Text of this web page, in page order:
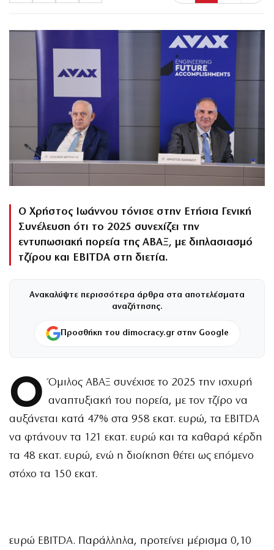
Ο Χρήστος Ιωάννου τόνισε στην Ετήσια Γενική
Συνέλευση ότι το 2025 συνεχίζει την
εντυπωσιακή πορεία της ΑΒΑΞ, με διπλασιασμό
τζίρου και EBITDA στη διετία.
Ανακαλύψτε περισσότερα άρθρα στα αποτελέσματα
αναζήτησης.
Προσθήκη του dimocracy.gr στην Google
Ο Όμιλος ΑΒΑΞ συνέχισε το 2025 την ισχυρή
αναπτυξιακή του πορεία, με τον τζίρο να
αυξάνεται κατά 47% στα 958 εκατ. ευρώ, τα EBITDA
να φτάνουν τα 121 εκατ. ευρώ και τα καθαρά κέρδη
τα 48 εκατ. ευρώ, ενώ η διοίκηση θέτει ως επόμενο
στόχο τα 150 εκατ.
ευρώ EBITDA. Παράλληλα, προτείνει μέρισμα 0,10